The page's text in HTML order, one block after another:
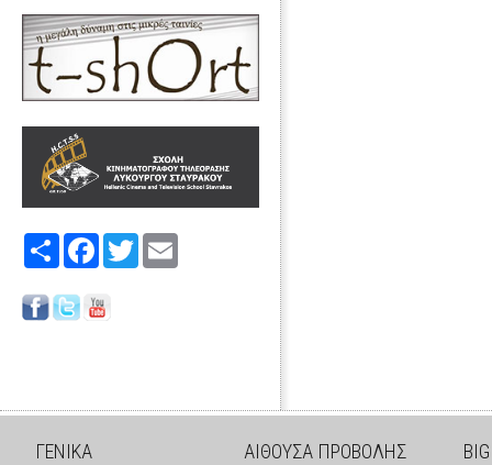
Share FacebookTwitter
ΓΕΝΙΚΑ ΑΙΘΟΥΣΑ ΠΡΟΒΟΛΗΣ